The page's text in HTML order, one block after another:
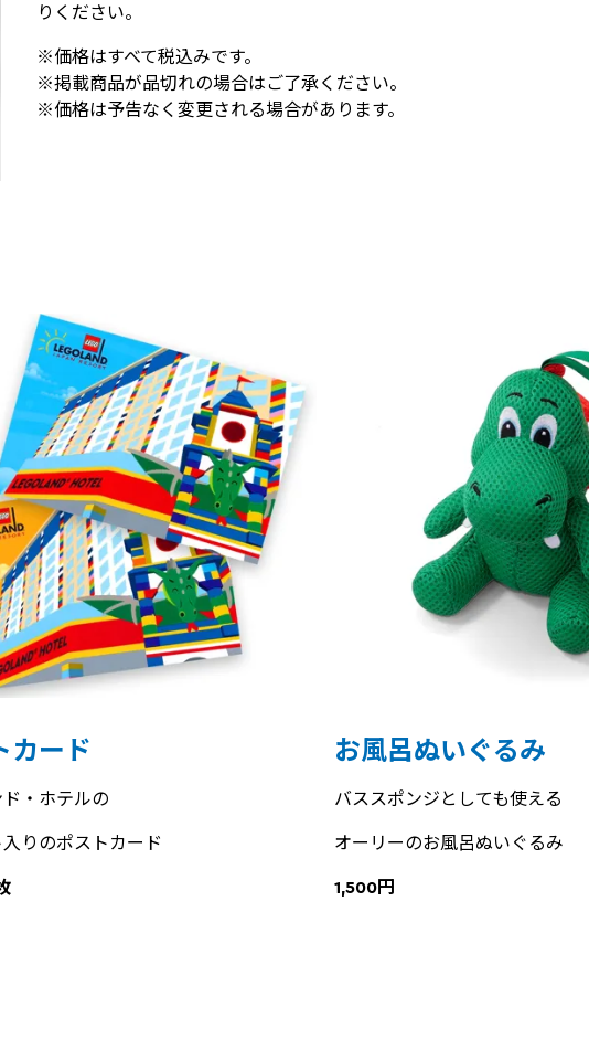
りください。
※価格はすべて税込みです。
※掲載商品が品切れの場合はご了承ください。
※価格は予告なく変更される場合があります。
カード
・ホテルの
りのポストカード
お風呂ぬいぐるみ
バススポンジとしても使える
オーリーのお風呂ぬいぐるみ
1,500円